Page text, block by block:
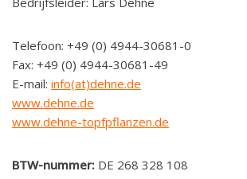
Telefoon: +49 (0) 4944-30681-0
Fax: +49 (0) 4944-30681-49
E-mail: info(at)dehne.de
www.dehne.de
www.dehne-topfpflanzen.de
BTW-nummer: DE 268 328 108